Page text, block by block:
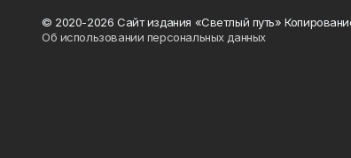
© 2020-2026 Сайт издания «Светлый путь»
Об использовании персональных данных